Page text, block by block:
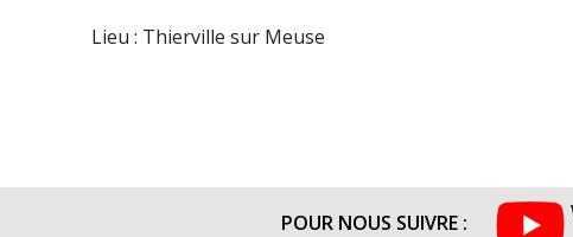
Lieu : Thierville sur Meuse
POUR NOUS SUIVRE :